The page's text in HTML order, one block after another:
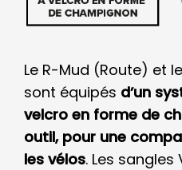
Le R-Mud (Route) et
sont équipés d’un
velcro en forme de
outil, pour une
les vélos. Les